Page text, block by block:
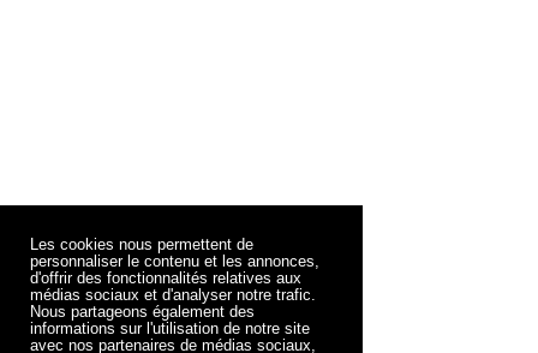
Les cookies nous permettent de
personnaliser le contenu et les annonces,
d'offrir des fonctionnalités relatives aux
médias sociaux et d'analyser notre trafic.
Nous partageons également des
informations sur l'utilisation de notre site
avec nos partenaires de médias sociaux,